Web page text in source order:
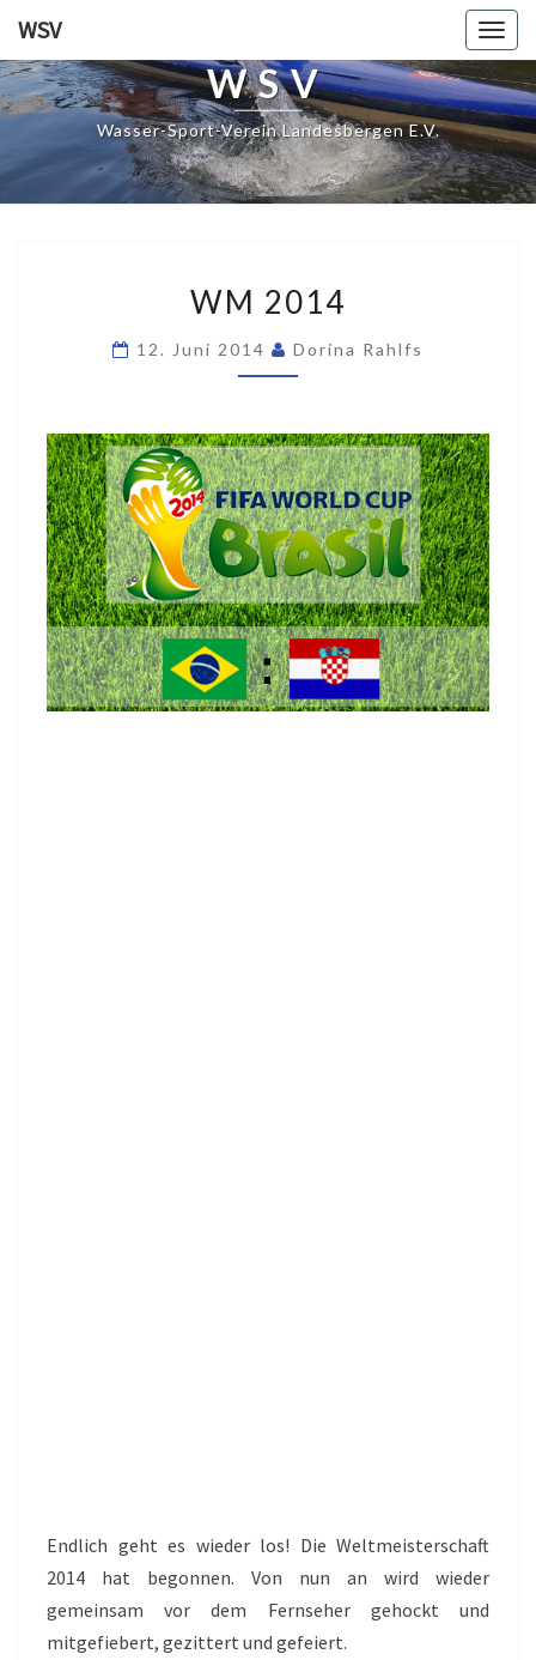
WSV
WSV
Wasser-Sport-Verein Landesbergen E.V.
2014
WM 2014
12. Juni 2014 Dorina Rahlfs
Endlich geht es wieder los! Die Weltmeisterschaft
2014 hat begonnen. Von nun an wird wieder
gemeinsam vor dem Fernseher gehockt und
mitgefiebert, gezittert und gefeiert.